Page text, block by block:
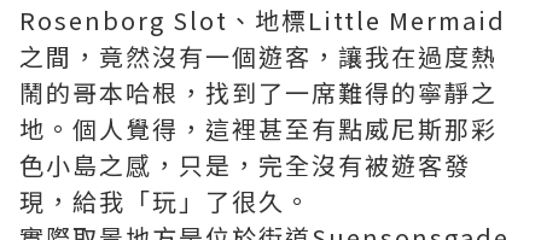
Rosenborg Slot、地標Little Mermaid
之間，竟然沒有一個遊客，讓我在過度熱
鬧的哥本哈根，找到了一席難得的寧靜之
地。個人覺得，這裡甚至有點威尼斯那彩
色小島之感，只是，完全沒有被遊客發
現，給我「玩」了很久。